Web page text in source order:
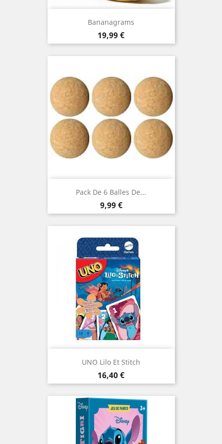
Bananagrams
Prix
19,99 €
Pack De 6 Balles De...
Prix
9,99 €
UNO Lilo Et Stitch
Prix
16,40 €